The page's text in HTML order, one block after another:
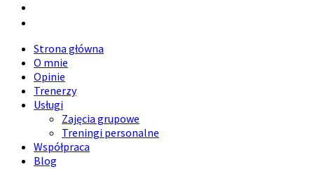
Strona główna
O mnie
Opinie
Trenerzy
Usługi
Zajęcia grupowe
Treningi personalne
Współpraca
Blog